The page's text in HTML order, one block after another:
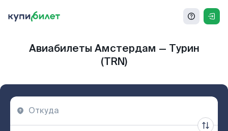
Авиабилеты Амстердам — Турин
(TRN)